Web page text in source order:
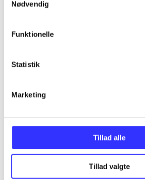
Nødvendig
Funktionelle
Statistik
Marketing
Tillad alle
Tillad valgte
Artikler